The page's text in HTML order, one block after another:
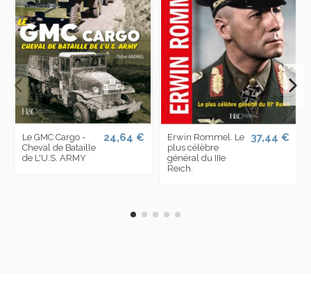
Le GMC Cargo -
Cheval de Bataille
de L'U.S. ARMY
24,64 €
Erwin Rommel. Le
plus célèbre
général du IIIe
Reich.
37,44 €